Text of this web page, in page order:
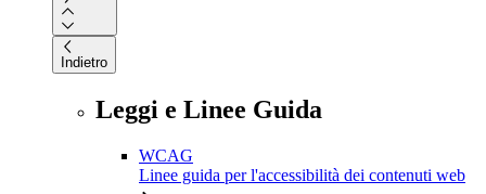
Indietro
Leggi e Linee Guida
WCAG
Linee guida per l'accessibilità dei contenuti web